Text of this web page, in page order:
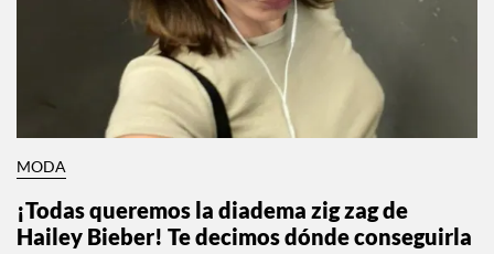
MODA
¡Todas queremos la diadema zig zag de
Hailey Bieber! Te decimos dónde conseguirla